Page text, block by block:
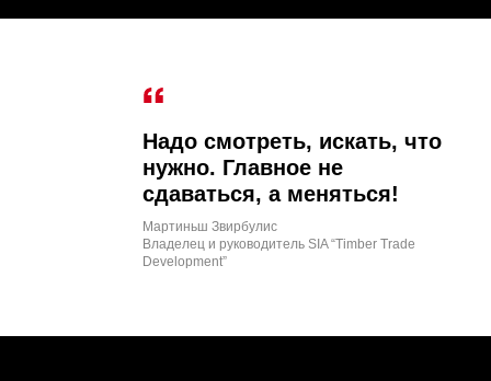
Надо смотреть, искать, что
нужно. Главное не
сдаваться, а меняться!
Мартиньш Звирбулис
Владелец и руководитель SIA “Timber Trade
Development”